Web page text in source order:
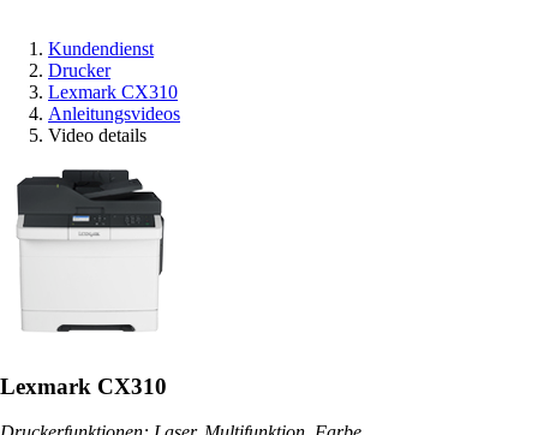
Kundendienst
Drucker
Lexmark CX310
Anleitungsvideos
Video details
Lexmark CX310